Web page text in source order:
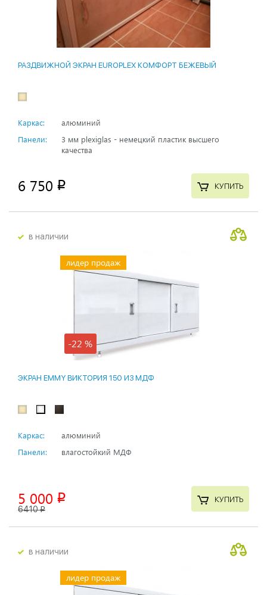
РАЗДВИЖНОЙ ЭКРАН EUROPLEX КОМФОРТ БЕЖЕВЫЙ
Каркас:
алюминий
Панели:
3 мм plexiglas - немецкий пластик высшего
качества
6 750 p КУПИТЬ
в наличии
лидер продаж
-22 %
ЭКРАН EMMY ВИКТОРИЯ 150 ИЗ МДФ
Каркас:
алюминий
Панели:
влагостойкий МДФ
5 000 p
6410p
КУПИТЬ
в наличии
лидер продаж